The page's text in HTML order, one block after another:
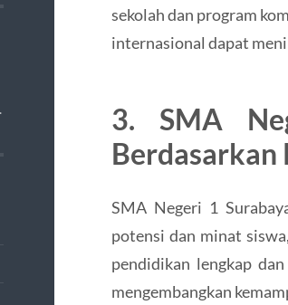
sekolah dan program
internasional dapat
3. SMA
Berdasarkan
SMA Negeri 1
potensi dan minat
pendidikan lengkap
mengembangkan